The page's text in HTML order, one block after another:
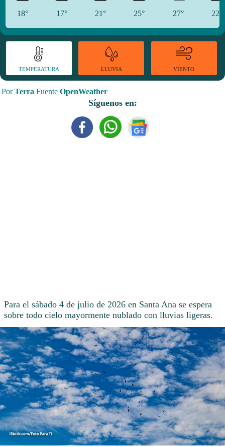
18° 17° 21° 25° 27° 22°
TEMPERATURA LLUVIA VIENTO
PorTerra Fuente OpenWeather
Síguenos en:
Para el sábado 4 de julio de 2026 en Santa Ana se espera
sobre todo cielo mayormente nublado con lluvias ligeras.